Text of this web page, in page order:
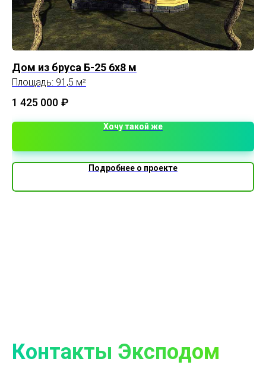
Дом из бруса Б-25 6х8 м
Площадь: 91,5 м²
1 425 000 ₽
Хочу такой же
Подробнее о проекте
Контакты Эксподом